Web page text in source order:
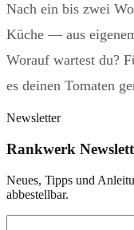
Nach ein bis zwei
Küche — aus
Worauf wartest du?
es deinen Tomaten
Newsletter
Rankwerk
Neues, Tipps und
abbestellbar.